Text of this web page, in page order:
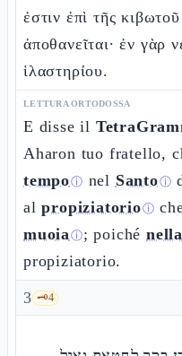
ἐστιν ἐπὶ τῆς
ἀποθανεῖται· ἐν γὰρ
ἱλαστηρίου.
LETTURA ORTODOSSA
E disse il
Aharon tuo fratello,
tempoⓘ nel Santoⓘ
alpropiziatorioⓘ
muoiaⓘ; poiché
propiziatorio.
3 🗝️4